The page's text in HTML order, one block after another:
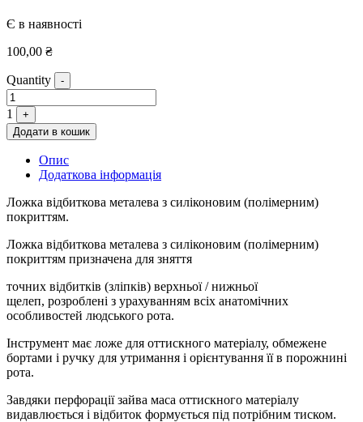
Є в наявності
100,00 ₴
Quantity -
1
+
Додати в кошик
Опис
Додаткова інформація
Ложка відбиткова металева з силіконовим (полімерним)
покриттям.
Ложка відбиткова металева з силіконовим (полімерним)
покриттям призначена для зняття
точних відбитків (зліпків) верхньої / нижньої
щелеп, розроблені з урахуванням всіх анатомічних
особливостей людського рота.
Інструмент має ложе для оттискного матеріалу, обмежене
бортами і ручку для утримання і орієнтування її в порожнині
рота.
Завдяки перфорації зайва маса оттискного матеріалу
видавлюється і відбиток формується під потрібним тиском.